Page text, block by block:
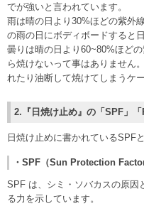
でが強いと言われています。
雨は晴の日より30%ほどの紫外
の雨の日にボディボードすると
曇りは晴の日より60~80%ほど
ら焼けないって事はありません
れたり油断して焼けてしまうケ
2.『日焼け止め』の「SPF」「
日焼け止めに書かれているSPF
・SPF（Sun Protection
SPF は、シミ・ソバカスの原因
る力を示しています。